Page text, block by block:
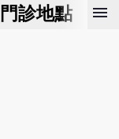
門診地點 預
menu